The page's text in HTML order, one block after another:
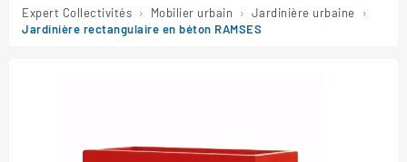
Expert Collectivités Mobilier urbain
Jardinière urbaine
Jardinière rectangulaire en béton RAMSES